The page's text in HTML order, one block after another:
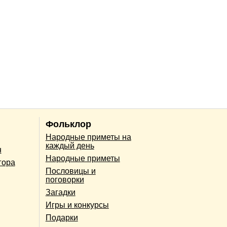
Фольклор
Народные приметы на
каждый день
Народные приметы
Пословицы и
поговорки
Загадки
Игры и конкурсы
Подарки